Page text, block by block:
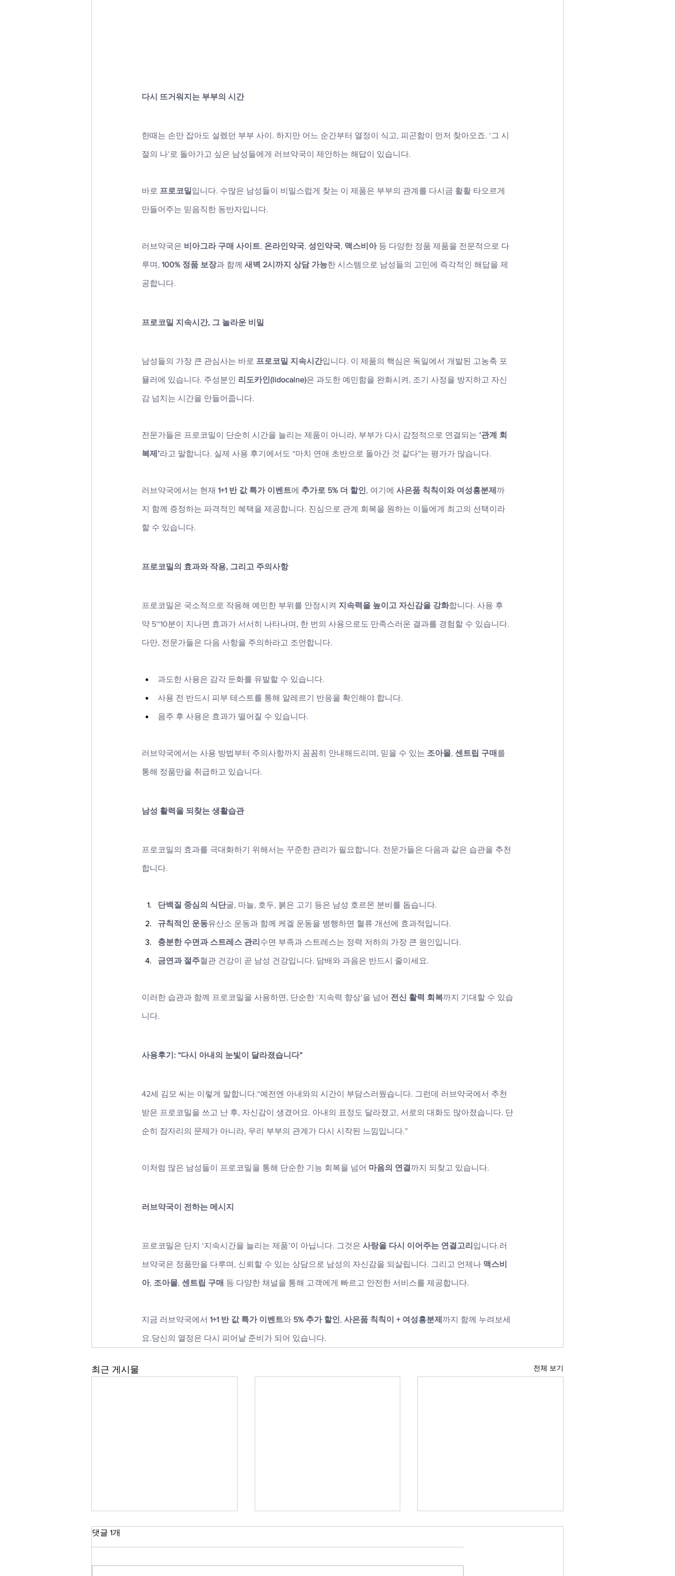
다시 뜨거워지는 부부의 시간
한때는 손만 잡아도 설렜던 부부 사이. 하지만 어느 순간부터 열정이 식고, 피곤함이 먼저 찾아오죠. ‘그 시
절의 나’로 돌아가고 싶은 남성들에게 러브약국이 제안하는 해답이 있습니다.
바로 프로코밀 입니다. 수많은 남성들이 비밀스럽게 찾는 이 제품은 부부의 관계를 다시금 활활 타오르게
만들어주는 믿음직한 동반자입니다.
러브약국은 비아그라 구매 사이트, 온라인약국, 성인약국, 맥스비아 등 다양한 정품 제품을 전문적으로 다
루며, 100% 정품 보장과 함께 새벽 2시까지 상담 가능한 시스템으로 남성들의 고민에 즉각적인 해답을 제
공합니다.
프로코밀 지속시간, 그 놀라운 비밀
남성들의 가장 큰 관심사는 바로 프로코밀 지속시간입니다. 이 제품의 핵심은 독일에서 개발된 고농축 포
뮬러에 있습니다. 주성분인 리도카인(lidocaine)은 과도한 예민함을 완화시켜, 조기 사정을 방지하고 자신
감 넘치는 시간을 만들어줍니다.
전문가들은 프로코밀이 단순히 시간을 늘리는 제품이 아니라, 부부가 다시 감정적으로 연결되는 ‘관계 회
복제’라고 말합니다. 실제 사용 후기에서도 “마치 연애 초반으로 돌아간 것 같다”는 평가가 많습니다.
러브약국에서는 현재 1+1 반 값 특가 이벤트에 추가로 5% 더 할인, 여기에 사은품 칙칙이와 여성흥분제 까
지 함께 증정하는 파격적인 혜택을 제공합니다. 진심으로 관계 회복을 원하는 이들에게 최고의 선택이라
할 수 있습니다.
프로코밀의 효과와 작용, 그리고 주의사항
프로코밀은 국소적으로 작용해 예민한 부위를 안정시켜 지속력을 높이고 자신감을 강화합니다. 사용 후
약 5~10분이 지나면 효과가 서서히 나타나며, 한 번의 사용으로도 만족스러운 결과를 경험할 수 있습니다.
다만, 전문가들은 다음 사항을 주의하라고 조언합니다.
과도한 사용은 감각 둔화를 유발할 수 있습니다.
사용 전 반드시 피부 테스트를 통해 알레르기 반응을 확인해야 합니다.
음주 후 사용은 효과가 떨어질 수 있습니다.
러브약국에서는 사용 방법부터 주의사항까지 꼼꼼히 안내해드리며, 믿을 수 있는 조아몰, 센트립 구매 를
통해 정품만을 취급하고 있습니다.
남성 활력을 되찾는 생활습관
프로코밀의 효과를 극대화하기 위해서는 꾸준한 관리가 필요합니다. 전문가들은 다음과 같은 습관을 추천
합니다.
단백질 중심의 식단굴, 마늘, 호두, 붉은 고기 등은 남성 호르몬 분비를 돕습니다.
규칙적인 운동유산소 운동과 함께 케겔 운동을 병행하면 혈류 개선에 효과적입니다.
충분한 수면과 스트레스 관리 수면 부족과 스트레스는 정력 저하의 가장 큰 원인입니다.
금연과 절주혈관 건강이 곧 남성 건강입니다. 담배와 과음은 반드시 줄이세요.
이러한 습관과 함께 프로코밀을 사용하면, 단순한 ‘지속력 향상’을 넘어 전신 활력 회복까지 기대할 수 있습
니다.
사용후기: “다시 아내의 눈빛이 달라졌습니다”
42세 김모 씨는 이렇게 말합니다.“예전엔 아내와의 시간이 부담스러웠습니다. 그런데 러브약국에서 추천
받은 프로코밀을 쓰고 난 후, 자신감이 생겼어요. 아내의 표정도 달라졌고, 서로의 대화도 많아졌습니다. 단
순히 잠자리의 문제가 아니라, 우리 부부의 관계가 다시 시작된 느낌입니다.”
이처럼 많은 남성들이 프로코밀을 통해 단순한 기능 회복을 넘어 마음의 연결 까지 되찾고 있습니다.
러브약국이 전하는 메시지
프로코밀은 단지 ‘지속시간을 늘리는 제품’이 아닙니다. 그것은 사랑을 다시 이어주는 연결고리 입니다.러
브약국은 정품만을 다루며, 신뢰할 수 있는 상담으로 남성의 자신감을 되살립니다. 그리고 언제나 맥스비
아, 조아몰, 센트립 구매 등 다양한 채널을 통해 고객에게 빠르고 안전한 서비스를 제공합니다.
지금 러브약국에서 1+1 반 값 특가 이벤트와 5% 추가 할인, 사은품 칙칙이 + 여성흥분제 까지 함께 누려보세
요.당신의 열정은 다시 피어날 준비가 되어 있습니다.
최근 게시물 전체 보기
댓글 1개